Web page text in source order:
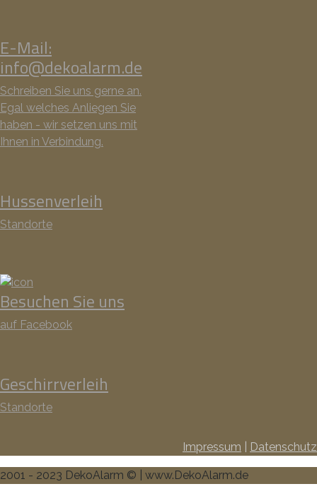
E-Mail:
info@dekoalarm.de
Schreiben Sie uns gerne an.
Egal welches Anliegen Sie
haben - wir setzen uns mit
Ihnen in Verbindung.
Hussenverleih
Standorte
Besuchen Sie uns
auf Facebook
Geschirrverleih
Standorte
Impressum Datenschutz
2001 - 2023 DekoAlarm © | www.DekoAlarm.de